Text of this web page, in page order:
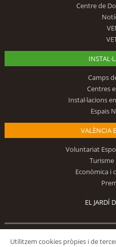
Centre de
Camps
Centres
Instal·lacions
Espais
VALÈNCIA
Voluntariat
Econòmica i
EL JARDÍ
Utilitzem cookies pròpies i de